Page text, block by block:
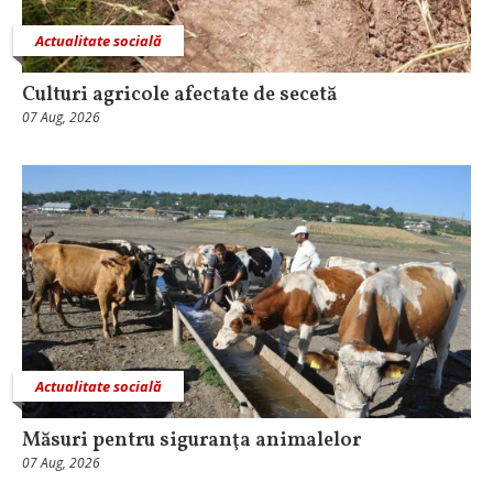
Actualitate socială
Culturi agricole afectate de secetă
07 Aug, 2026
Actualitate socială
Măsuri pentru siguranţa animalelor
07 Aug, 2026